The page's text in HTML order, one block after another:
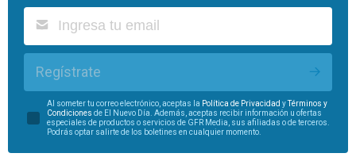
Regístrate
Al someter tu correo electrónico, aceptas la Política de Privacidad yTérminos y
Condiciones de El Nuevo Día. Además, aceptas recibir información u ofertas
especiales de productos o servicios de GFR Media, sus afiliadas o de terceros.
Podrás optar salirte de los boletines en cualquier momento.